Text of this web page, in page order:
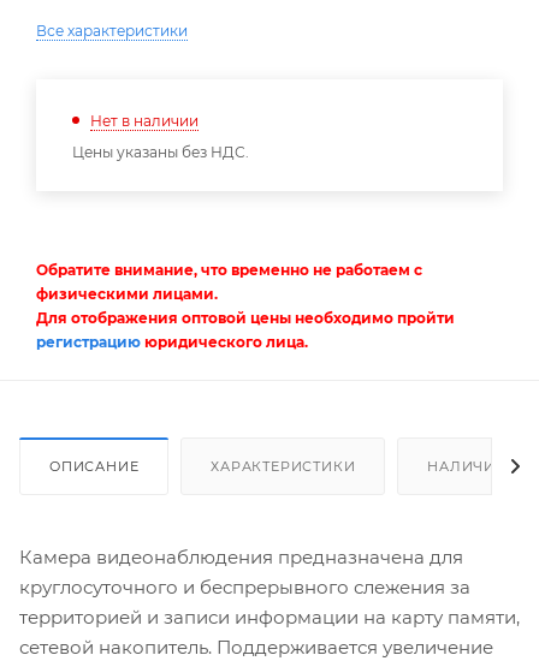
Все характеристики
Нет в наличии
Цены указаны без НДС.
Обратите внимание, что временно не работаем с
физическими лицами.
Для отображения оптовой цены необходимо пройти
регистрацию юридического лица.
ОПИСАНИЕ ХАРАКТЕРИСТИКИ НАЛИЧИЕ
Камера видеонаблюдения предназначена для
круглосуточного и беспрерывного слежения за
территорией и записи информации на карту памяти,
сетевой накопитель. Поддерживается увеличение